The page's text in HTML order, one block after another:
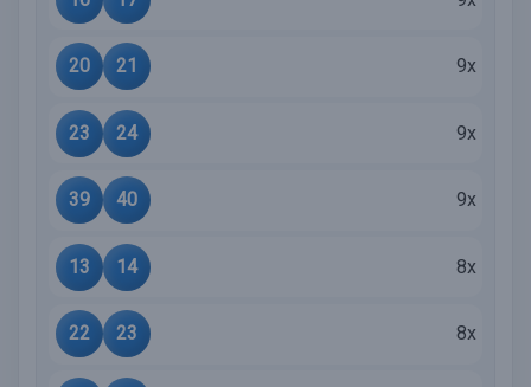
20 21 9x
23 24 9x
39 40 9x
13 14 8x
22 23 8x